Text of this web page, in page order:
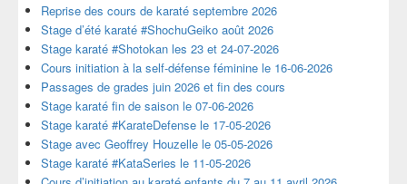
Reprise des cours de karaté septembre 2026
Stage d’été karaté #ShochuGeiko août 2026
Stage karaté #Shotokan les 23 et 24-07-2026
Cours initiation à la self-défense féminine le 16-06-2026
Passages de grades juin 2026 et fin des cours
Stage karaté fin de saison le 07-06-2026
Stage karaté #KarateDefense le 17-05-2026
Stage avec Geoffrey Houzelle le 05-05-2026
Stage karaté #KataSeries le 11-05-2026